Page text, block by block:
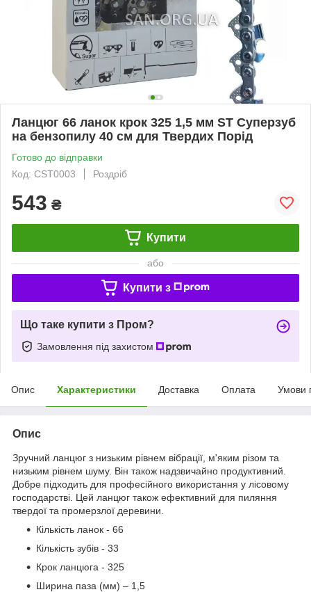
Ланцюг 66 ланок крок 325 1,5 мм ST Суперзуб
на бензопилу 40 см для Твердих Порід
Готово до відправки
Код: CST0003
Роздріб
543 ₴
Купити
або
Купити з
Що таке купити з Пром?
Замовлення під захистом
Опис Характеристики Доставка Оплата Умови
Опис
Зручний ланцюг з низьким рівнем вібрації, м'яким різом та
низьким рівнем шуму. Він також надзвичайно продуктивний.
Добре підходить для професійного використання у лісовому
господарстві. Цей ланцюг також ефективний для пиляння
твердої та промерзлої деревини.
Кількість ланок - 66
Кількість зубів - 33
Крок ланцюга - 325
Ширина паза (мм) – 1,5